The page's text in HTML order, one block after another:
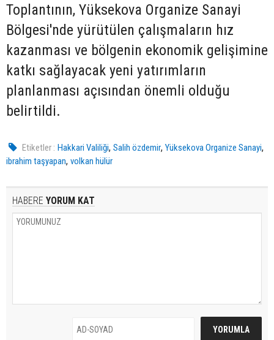
Toplantının, Yüksekova Organize Sanayi
Bölgesi'nde yürütülen çalışmaların hız
kazanması ve bölgenin ekonomik gelişimine
katkı sağlayacak yeni yatırımların
planlanması açısından önemli olduğu
belirtildi.
Etiketler : Hakkari Valiliği,Salih özdemir,Yüksekova Organize Sanayi,
ibrahim taşyapan, volkan hülür
HABERE YORUM KAT